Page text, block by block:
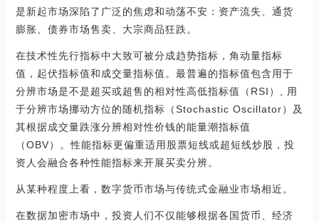
是新起市场深陷了广泛的焦虑和动荡不安：资产流失、通货
膨胀、债券市场售卖、大宗商品狂跌。
在技术性先行指标中大致可被分成趋势指标，角动量指标
值，起伏指标值和成交量指标值。最普遍的指标值包含用于
分辨市场是不是超买或超售的相对性高低指标值（RSI）, 用
于分辨市场挪动方位的随机指标（Stochastic Oscillator）及
其根据成交量跌涨分辨相对性价钱的能量潮指标值
（OBV）。性能指标更偏重适用股票短线或超短线炒股，投
资人会融合各种性能指标来开展买卖分辨。
从某种程度上看，数字货币市场与传统式金融业市场相近。
在数据加密市场中，投资人们不仅能够根据各国货币、经济